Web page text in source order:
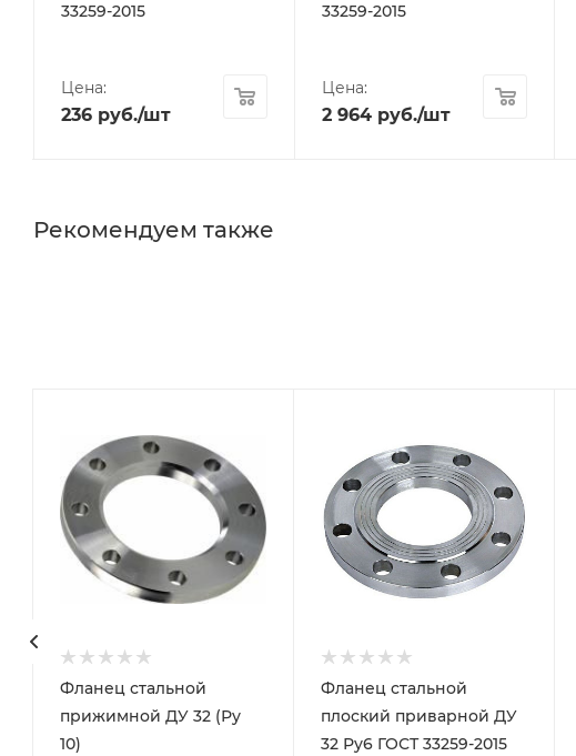
33259-2015
Цена:
236руб./шт
33259-2015
Цена:
2 964руб./шт
Рекомендуем также
Фланец стальной
прижимной ДУ 32 (Ру
10)
Фланец стальной
плоский приварной ДУ
32 Ру6 ГОСТ 33259-2015